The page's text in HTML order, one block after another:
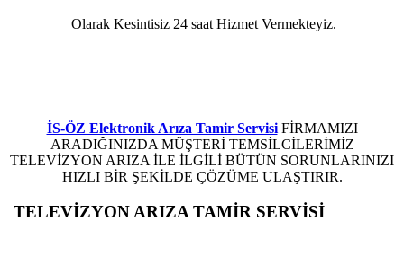
Olarak Kesintisiz 24 saat Hizmet Vermekteyiz.
İS-ÖZ Elektronik Arıza Tamir ServisiFİRMAMIZI
ARADIĞINIZDA MÜŞTERİ TEMSİLCİLERİMİZ
TELEVİZYON ARIZA İLE İLGİLİ BÜTÜN SORUNLARINIZI
HIZLI BİR ŞEKİLDE ÇÖZÜME ULAŞTIRIR.
TELEVİZYON ARIZA TAMİR SERVİSİ